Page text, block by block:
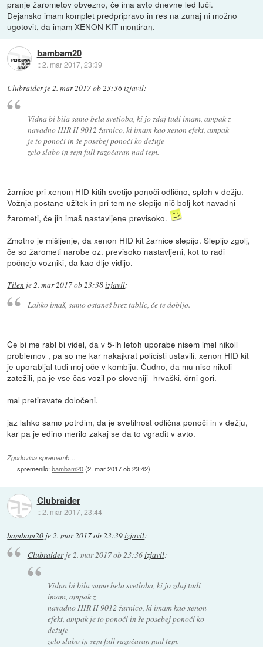
pranje žarometov obvezno, če ima avto dnevne led luči.
Dejansko imam komplet predpripravo in res na zunaj ni možno
ugotovit, da imam XENON KIT montiran.
bambam20
::2. mar 2017, 23:39
Clubraiderje 2. mar 2017 ob 23:36izjavil:
Vidna bi bila samo bela svetloba, ki jo zdaj tudi imam, ampak z
navadno HIR II 9012 žarnico, ki imam kao xenon efekt, ampak
je to ponoči in še posebej ponoči ko dežuje
zelo slabo in sem full razočaran nad tem.
žarnice pri xenom HID kitih svetijo ponoči odlično, sploh v dežju.
Vožnja postane užitek in pri tem ne slepijo nič bolj kot navadni
žarometi, če jih imaš nastavljene previsoko.
Zmotno je mišljenje, da xenon HID kit žarnice slepijo. Slepijo zgolj,
če so žarometi narobe oz. previsoko nastavljeni, kot to radi
počnejo vozniki, da kao dlje vidijo.
Tilen je2. mar 2017 ob 23:38izjavil:
Lahko imaš, samo ostaneš brez tablic, če te dobijo.
Če bi me rabl bi videl, da v 5-ih letoh uporabe nisem imel nikoli
problemov , pa so me kar nakajkrat policisti ustavili. xenon HID kit
je uporabljal tudi moj oče v kombiju. Čudno, da mu niso nikoli
zatežili, pa je vse čas vozil po sloveniji- hrvaški, črni gori.
mal pretiravate določeni.
jaz lahko samo potrdim, da je svetilnost odlična ponoči in v dežju,
kar pa je edino merilo zakaj se da to vgradit v avto.
Zgodovina sprememb…
spremenilo:bambam20(2. mar 2017 ob 23:42)
Clubraider
::2. mar 2017, 23:44
bambam20 je 2. mar 2017 ob 23:39izjavil:
Clubraiderje2. mar 2017 ob 23:36izjavil:
Vidna bi bila samo bela svetloba, ki jo zdaj tudi
imam, ampak z
navadno HIR II 9012 žarnico, ki imam kao xenon
efekt, ampak je to ponoči in še posebej ponoči ko
dežuje
zelo slabo in sem full razočaran nad tem.